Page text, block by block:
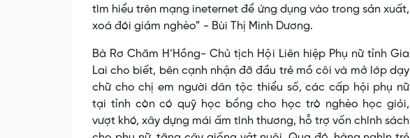
tìm hiểu trên mạng ineternet để ứng dụng vào trong sản xuất,
xoá đói giảm nghèo” - Bùi Thị Minh Dương.
Bà Rơ Chăm H’Hồng- Chủ tịch Hội Liên hiệp Phụ nữ tỉnh Gia
Lai cho biết, bên cạnh nhận đỡ đầu trẻ mồ côi và mở lớp dạy
chữ cho chị em người dân tộc thiểu số, các cấp hội phụ nữ
tại tỉnh còn có quỹ học bổng cho học trò nghèo học giỏi,
vượt khó, xây dựng mái ấm tình thương, hỗ trợ vốn chính sách